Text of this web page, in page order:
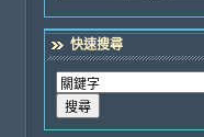
快速搜尋